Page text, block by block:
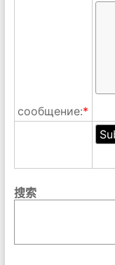
сообщение:*
搜索